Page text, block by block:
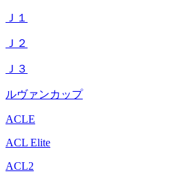
Ｊ１
Ｊ２
Ｊ３
ルヴァンカップ
ACLE
ACL Elite
ACL2